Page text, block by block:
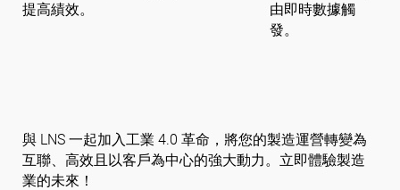
提高績效。
由即時數據觸
發。
與 LNS 一起加入工業 4.0 革命，將您的製造運營轉變為
互聯、高效且以客戶為中心的強大動力。立即體驗製造
業的未來！